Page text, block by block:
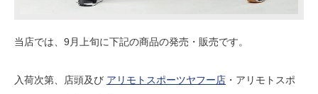
当店では、9月上旬に下記の商品の発売・販売です。
入荷次第、店頭及び アリモトスポーツヤフー店 ・アリモトスポ